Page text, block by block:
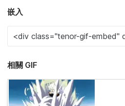
嵌入
相關 GIF